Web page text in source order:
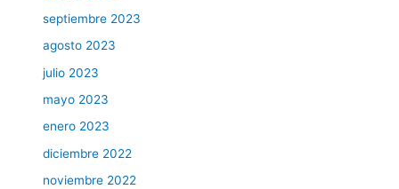
septiembre 2023
agosto 2023
julio 2023
mayo 2023
enero 2023
diciembre 2022
noviembre 2022